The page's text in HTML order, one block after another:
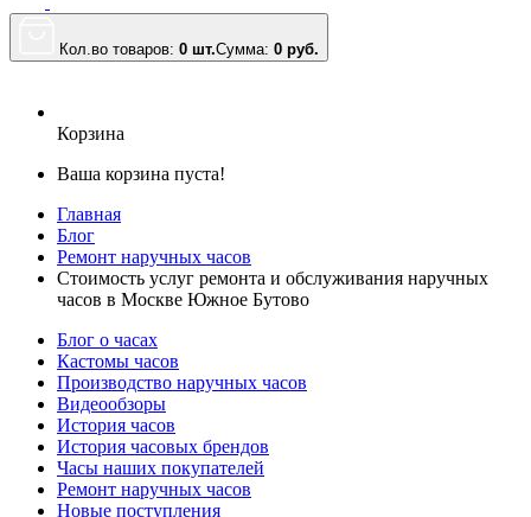
Кол.во товаров: 0 шт.Сумма: 0 руб.
Корзина
Ваша корзина пуста!
Главная
Блог
Ремонт наручных часов
Стоимость услуг ремонта и обслуживания наручных
часов в Москве Южное Бутово
Блог о часах
Кастомы часов
Производство наручных часов
Видеообзоры
История часов
История часовых брендов
Часы наших покупателей
Ремонт наручных часов
Новые поступления